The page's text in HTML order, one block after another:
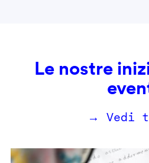
Le nostre
→ Vedi